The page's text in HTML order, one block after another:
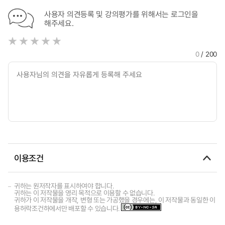
사용자 의견등록 및 강의평가를 위해서는 로그인을
해주세요.
0/ 200
이용조건
귀하는 원저작자를 표시하여야 합니다.
귀하는 이 저작물을 영리 목적으로 이용할 수 없습니다.
귀하가 이 저작물을 개작, 변형 또는 가공했을 경우에는, 이 저작물과 동일한 이
용허락조건하에서만 배포할 수 있습니다.